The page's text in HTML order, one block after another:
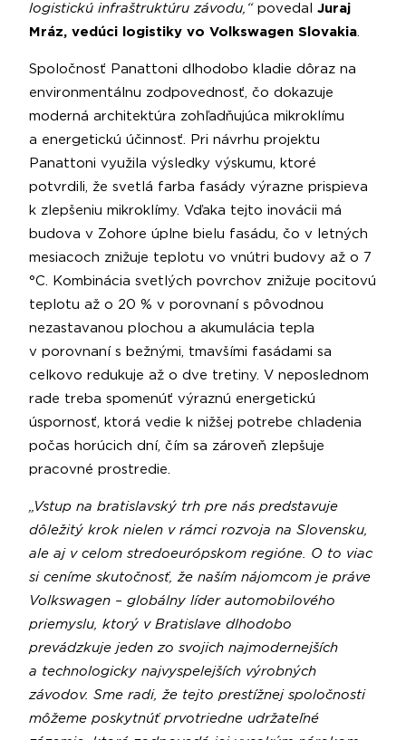
logistickú infraštruktúru závodu,“povedal Juraj
Mráz, vedúci logistiky vo Volkswagen Slovakia
Spoločnosť Panattoni dlhodobo kladie dôraz na
environmentálnu zodpovednosť, čo dokazuje
moderná architektúra zohľadňujúca mikroklímu
a energetickú účinnosť. Pri návrhu projektu
Panattoni využila výsledky výskumu, ktoré
potvrdili, že svetlá farba fasády výrazne prispieva
k zlepšeniu mikroklímy. Vďaka tejto inovácii má
budova v Zohore úplne bielu fasádu, čo v letných
mesiacoch znižuje teplotu vo vnútri budovy až o 7
°C. Kombinácia svetlých povrchov znižuje pocitovú
teplotu až o 20 % v porovnaní s pôvodnou
nezastavanou plochou a akumulácia tepla
v porovnaní s bežnými, tmavšími fasádami sa
celkovo redukuje až o dve tretiny. V neposlednom
rade treba spomenúť výraznú energetickú
úspornosť, ktorá vedie k nižšej potrebe chladenia
počas horúcich dní, čím sa zároveň zlepšuje
pracovné prostredie.
„Vstup na bratislavský trh pre nás predstavuje
dôležitý krok nielen v rámci rozvoja na Slovensku,
ale aj v celom stredoeurópskom regióne. O to viac
si ceníme skutočnosť, že naším nájomcom je práve
Volkswagen – globálny líder automobilového
priemyslu, ktorý v Bratislave dlhodobo
prevádzkuje jeden zo svojich najmodernejších
a technologicky najvyspelejších výrobných
závodov. Sme radi, že tejto prestížnej spoločnosti
môžeme poskytnúť prvotriedne udržateľné